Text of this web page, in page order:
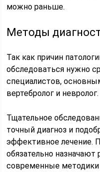
можно раньше.
Методы
Так как причин
обследоваться нужно
специалистов,
вертебролог и невролог.
Тщательное
точный диагноз и
эффективное лечение.
обязательно
современные